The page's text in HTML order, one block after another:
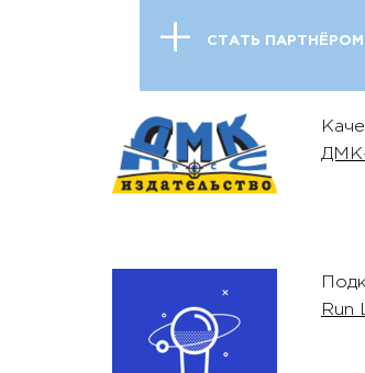
СТАТЬ ПАРТНЁРОМ
Run